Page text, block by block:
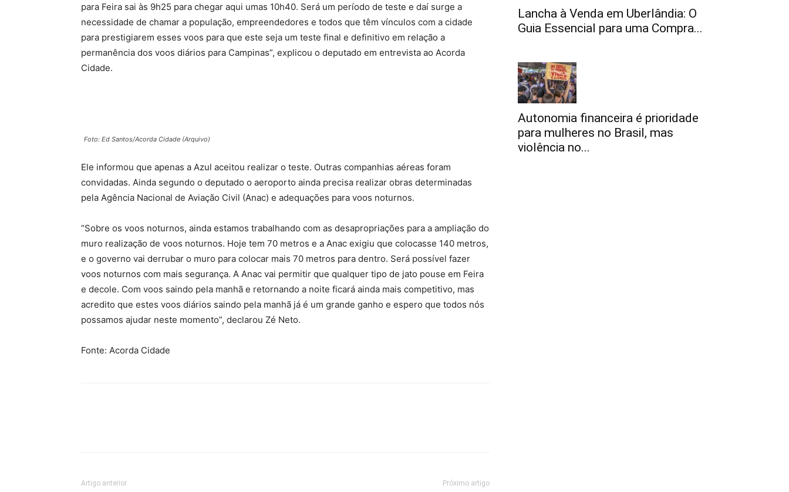
para Feira sai às 9h25 para chegar aqui umas 10h40. Será um período de teste e daí surge a
necessidade de chamar a população, empreendedores e todos que têm vínculos com a cidade
para prestigiarem esses voos para que este seja um teste final e definitivo em relação a
permanência dos voos diários para Campinas”, explicou o deputado em entrevista ao Acorda
Cidade.
Foto: Ed Santos/Acorda Cidade (Arquivo)
Ele informou que apenas a Azul aceitou realizar o teste. Outras companhias aéreas foram
convidadas. Ainda segundo o deputado o aeroporto ainda precisa realizar obras determinadas
pela Agência Nacional de Aviação Civil (Anac) e adequações para voos noturnos.
“Sobre os voos noturnos, ainda estamos trabalhando com as desapropriações para a ampliação do
muro realização de voos noturnos. Hoje tem 70 metros e a Anac exigiu que colocasse 140 metros,
e o governo vai derrubar o muro para colocar mais 70 metros para dentro. Será possível fazer
voos noturnos com mais segurança. A Anac vai permitir que qualquer tipo de jato pouse em Feira
e decole. Com voos saindo pela manhã e retornando a noite ficará ainda mais competitivo, mas
acredito que estes voos diários saindo pela manhã já é um grande ganho e espero que todos nós
possamos ajudar neste momento”, declarou Zé Neto.
Fonte: Acorda Cidade
Artigo anterior Próximo artigo
Lancha à Venda em Uberlândia: O
Guia Essencial para uma Compra...
Autonomia financeira é prioridade
para mulheres no Brasil, mas
violência no...